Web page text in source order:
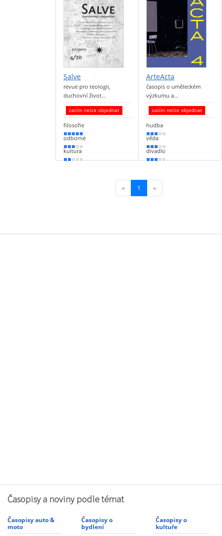
Salve
revue pro teologii,
duchovní život…
zatím nelze objednat
filosofie
100 %
odborné
50 %
kultura
40 %
ArteActa
časopis o uměleckém
výzkumu a…
zatím nelze objednat
hudba
50 %
věda
50 %
divadlo
50 %
« 1 (current)
»
Časopisy a noviny podle témat
Časopisy auto &
moto
Časopisy o
bydlení
Časopisy o
kultuře